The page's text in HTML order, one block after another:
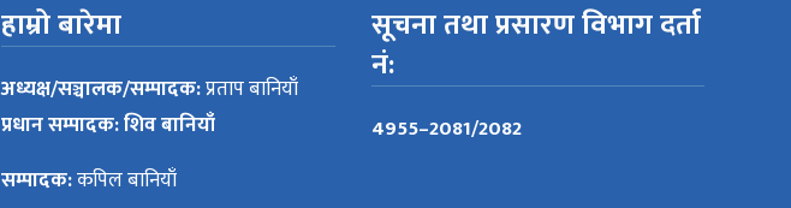
हाम्रो बारेमा
अध्यक्ष/सञ्चालक/सम्पादक:प्रताप बानियाँ
प्रधान सम्पादक: शिव बानियाँ
सम्पादक:कपिल बानियाँ
सूचना तथा प्रसारण विभाग दर्ता
नं:
4955–2081/2082